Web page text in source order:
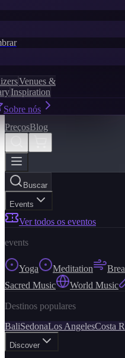
Venues &
Inspiration
Sobre nós
PreçosBlog
Buscar
Events
Ver todos os eventos
events
Yoga Meditation
Sacred Music
World Music
Destinos populares
BaliSedonaLos AngelesCosta
Discover